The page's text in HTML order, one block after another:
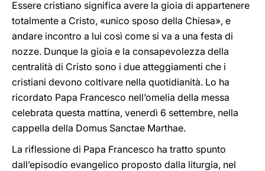
Essere cristiano significa avere la gioia di appartenere
totalmente a Cristo, «unico sposo della Chiesa», e
andare incontro a lui così come si va a una festa di
nozze. Dunque la gioia e la consapevolezza della
centralità di Cristo sono i due atteggiamenti che i
cristiani devono coltivare nella quotidianità. Lo ha
ricordato Papa Francesco nell’omelia della messa
celebrata questa mattina, venerdì 6 settembre, nella
cappella della Domus Sanctae Marthae.
La riflessione di Papa Francesco ha tratto spunto
dall’episodio evangelico proposto dalla liturgia, nel